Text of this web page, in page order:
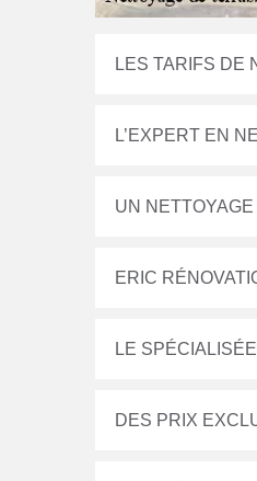
LES TARIFS DE
L’EXPERT EN
UN
ERIC
LE
DES PRIX